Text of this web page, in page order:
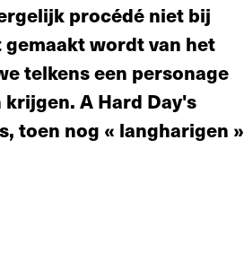
procédé niet bij
wordt van het
telkens een personage
A Hard Day's
toen nog « langharigen »